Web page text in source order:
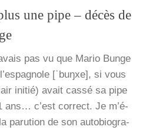
une pipe – décès de
pas vu que Mario Bunge
[ˈbuŋxe], si vous
ini­tié) avait cas­sé sa pipe
ans… c’est cor­rect. Je m’é­
paru­tion de son auto­bio­gra­